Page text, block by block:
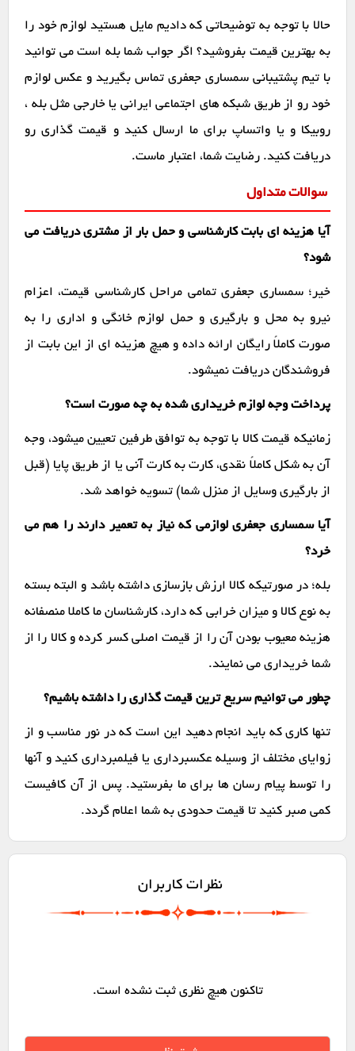
حالا با توجه به توضیحاتی که دادیم مایل هستید لوازم خود را
به بهترین قیمت بفروشید؟ اگر جواب شما بله است می توانید
با تیم پشتیبانی سمساری جعفری تماس بگیرید و عکس لوازم
خود رو از طریق شبکه های اجتماعی ایرانی یا خارجی مثل بله ،
روبیکا و یا واتساپ برای ما ارسال کنید و قیمت گذاری رو
دریافت کنید. رضایت شما، اعتبار ماست.
سوالات متداول
آیا هزینه ای بابت کارشناسی و حمل بار از مشتری دریافت می
شود؟
خیر؛ سمساری جعفری تمامی مراحل کارشناسی قیمت، اعزام
نیرو به محل و بارگیری و حمل لوازم خانگی و اداری را به
صورت کاملاً رایگان ارائه داده و هیچ هزینه ای از این بابت از
فروشندگان دریافت نمیشود.
پرداخت وجه لوازم خریداری شده به چه صورت است؟
زمانیکه قیمت کالا با توجه به توافق طرفین تعیین میشود، وجه
آن به شکل کاملاً نقدی، کارت به کارت آنی یا از طریق پایا (قبل
از بارگیری وسایل از منزل شما) تسویه خواهد شد.
آیا سمساری جعفری لوازمی که نیاز به تعمیر دارند را هم می
خرد؟
بله؛ در صورتیکه کالا ارزش بازسازی داشته باشد و البته بسته
به نوع کالا و میزان خرابی که دارد، کارشناسان ما کاملا منصفانه
هزینه معیوب بودن آن را از قیمت اصلی کسر کرده و کالا را از
شما خریداری می نمایند.
چطور می توانیم سریع ترین قیمت گذاری را داشته باشیم؟
تنها کاری که باید انجام دهید این است که در نور مناسب و از
زوایای مختلف از وسیله عکسبرداری یا فیلمبرداری کنید و آنها
را توسط پیام رسان ها برای ما بفرستید. پس از آن کافیست
کمی صبر کنید تا قیمت حدودی به شما اعلام گردد.
نظرات کاربران
تاکنون هیچ نظری ثبت نشده است.